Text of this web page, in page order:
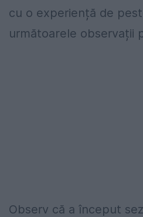
cu o experiență de
următoarele observații
Observ că a început